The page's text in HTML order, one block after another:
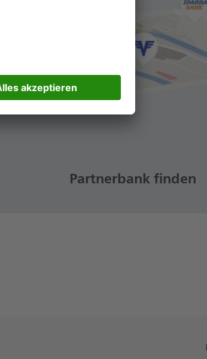
Partnerbank finden